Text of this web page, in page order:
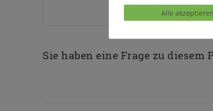
Sie haben eine Frage zu diesem
Alle akzeptieren